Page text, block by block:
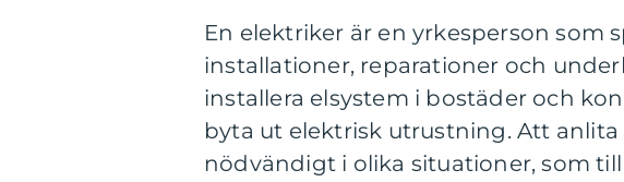
En elektriker är en yrkesperson som
installationer, reparationer och
installera elsystem i bostäder och
byta ut elektrisk utrustning. Att anlita
nödvändigt i olika situationer, som